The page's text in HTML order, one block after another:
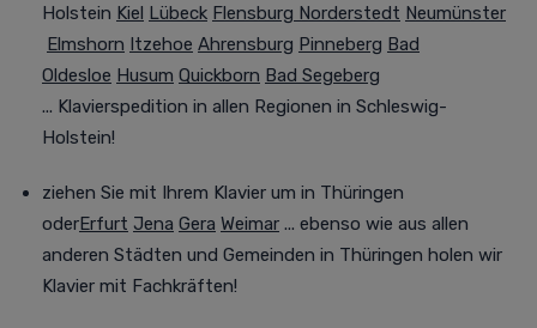
Holstein Kiel Lübeck Flensburg Norderstedt Neumünster
Elmshorn Itzehoe Ahrensburg Pinneberg Bad
Oldesloe Husum Quickborn Bad Segeberg
... Klavierspedition in allen Regionen in Schleswig-
Holstein!
ziehen Sie mit Ihrem Klavier um in Thüringen
oderErfurt Jena Gera Weimar ... ebenso wie aus allen
anderen Städten und Gemeinden in Thüringen holen wir
Klavier mit Fachkräften!